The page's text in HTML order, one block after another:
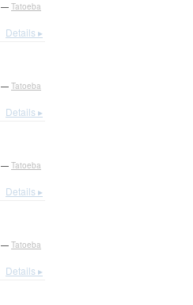
— Tatoeba
Details ▸
— Tatoeba
Details ▸
— Tatoeba
Details ▸
— Tatoeba
Details ▸